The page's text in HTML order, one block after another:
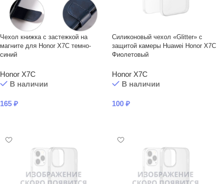
Чехол книжка с застежкой на
магните для Honor X7C темно-
синий
Honor X7C
В наличии
165 ₽
Силиконовый чехол «Glitter» с
защитой камеры Huawei Honor X7C
Фиолетовый
Honor X7C
В наличии
100 ₽